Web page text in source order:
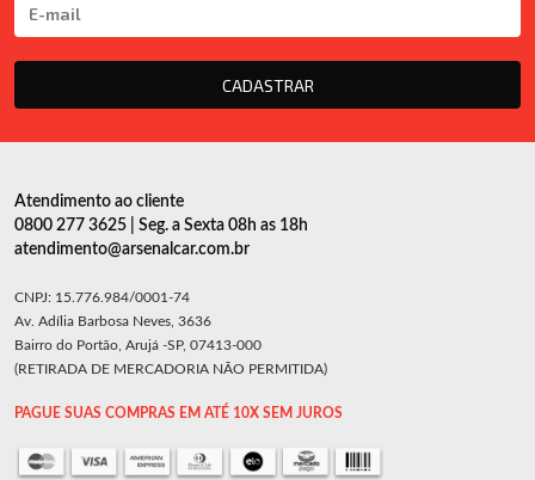
CADASTRAR
Atendimento ao cliente
0800 277 3625 | Seg. a Sexta 08h as 18h
atendimento@arsenalcar.com.br
CNPJ: 15.776.984/0001-74
Av. Adília Barbosa Neves, 3636
Bairro do Portão, Arujá -SP, 07413-000
(RETIRADA DE MERCADORIA NÃO PERMITIDA)
PAGUE SUAS COMPRAS EM ATÉ 10X SEM JUROS